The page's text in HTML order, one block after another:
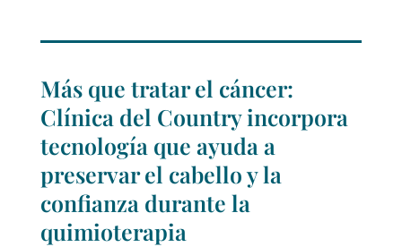
Más que tratar el cáncer:
Clínica del Country incorpora
tecnología que ayuda a
preservar el cabello y la
confianza durante la
quimioterapia